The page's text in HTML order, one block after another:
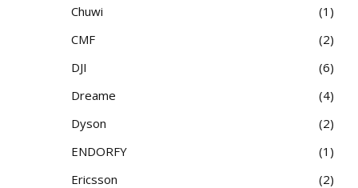
Chuwi
1
CMF
2
DJI
6
Dreame
4
Dyson
2
ENDORFY
1
Ericsson
2